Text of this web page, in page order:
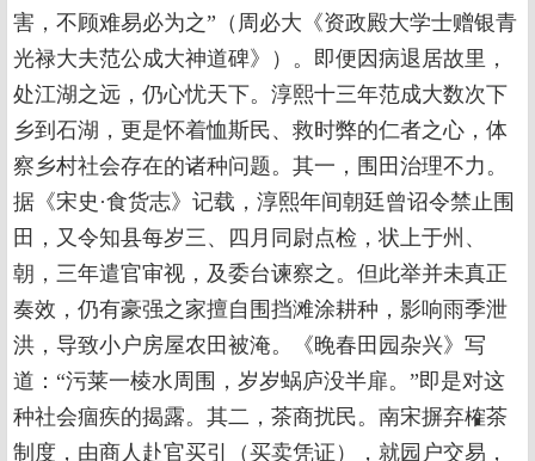
害，不顾难易必为之”（周必大《资政殿大学士赠银青
光禄大夫范公成大神道碑》）。即便因病退居故里，
处江湖之远，仍心忧天下。淳熙十三年范成大数次下
乡到石湖，更是怀着恤斯民、救时弊的仁者之心，体
察乡村社会存在的诸种问题。其一，围田治理不力。
据《宋史·食货志》记载，淳熙年间朝廷曾诏令禁止围
田，又令知县每岁三、四月同尉点检，状上于州、
朝，三年遣官审视，及委台谏察之。但此举并未真正
奏效，仍有豪强之家擅自围挡滩涂耕种，影响雨季泄
洪，导致小户房屋农田被淹。《晚春田园杂兴》写
道：“污莱一棱水周围，岁岁蜗庐没半扉。”即是对这
种社会痼疾的揭露。其二，茶商扰民。南宋摒弃榷茶
制度，由商人赴官买引（买卖凭证），就园户交易，